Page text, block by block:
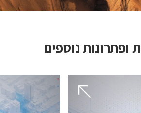
ופתרונות נוספים